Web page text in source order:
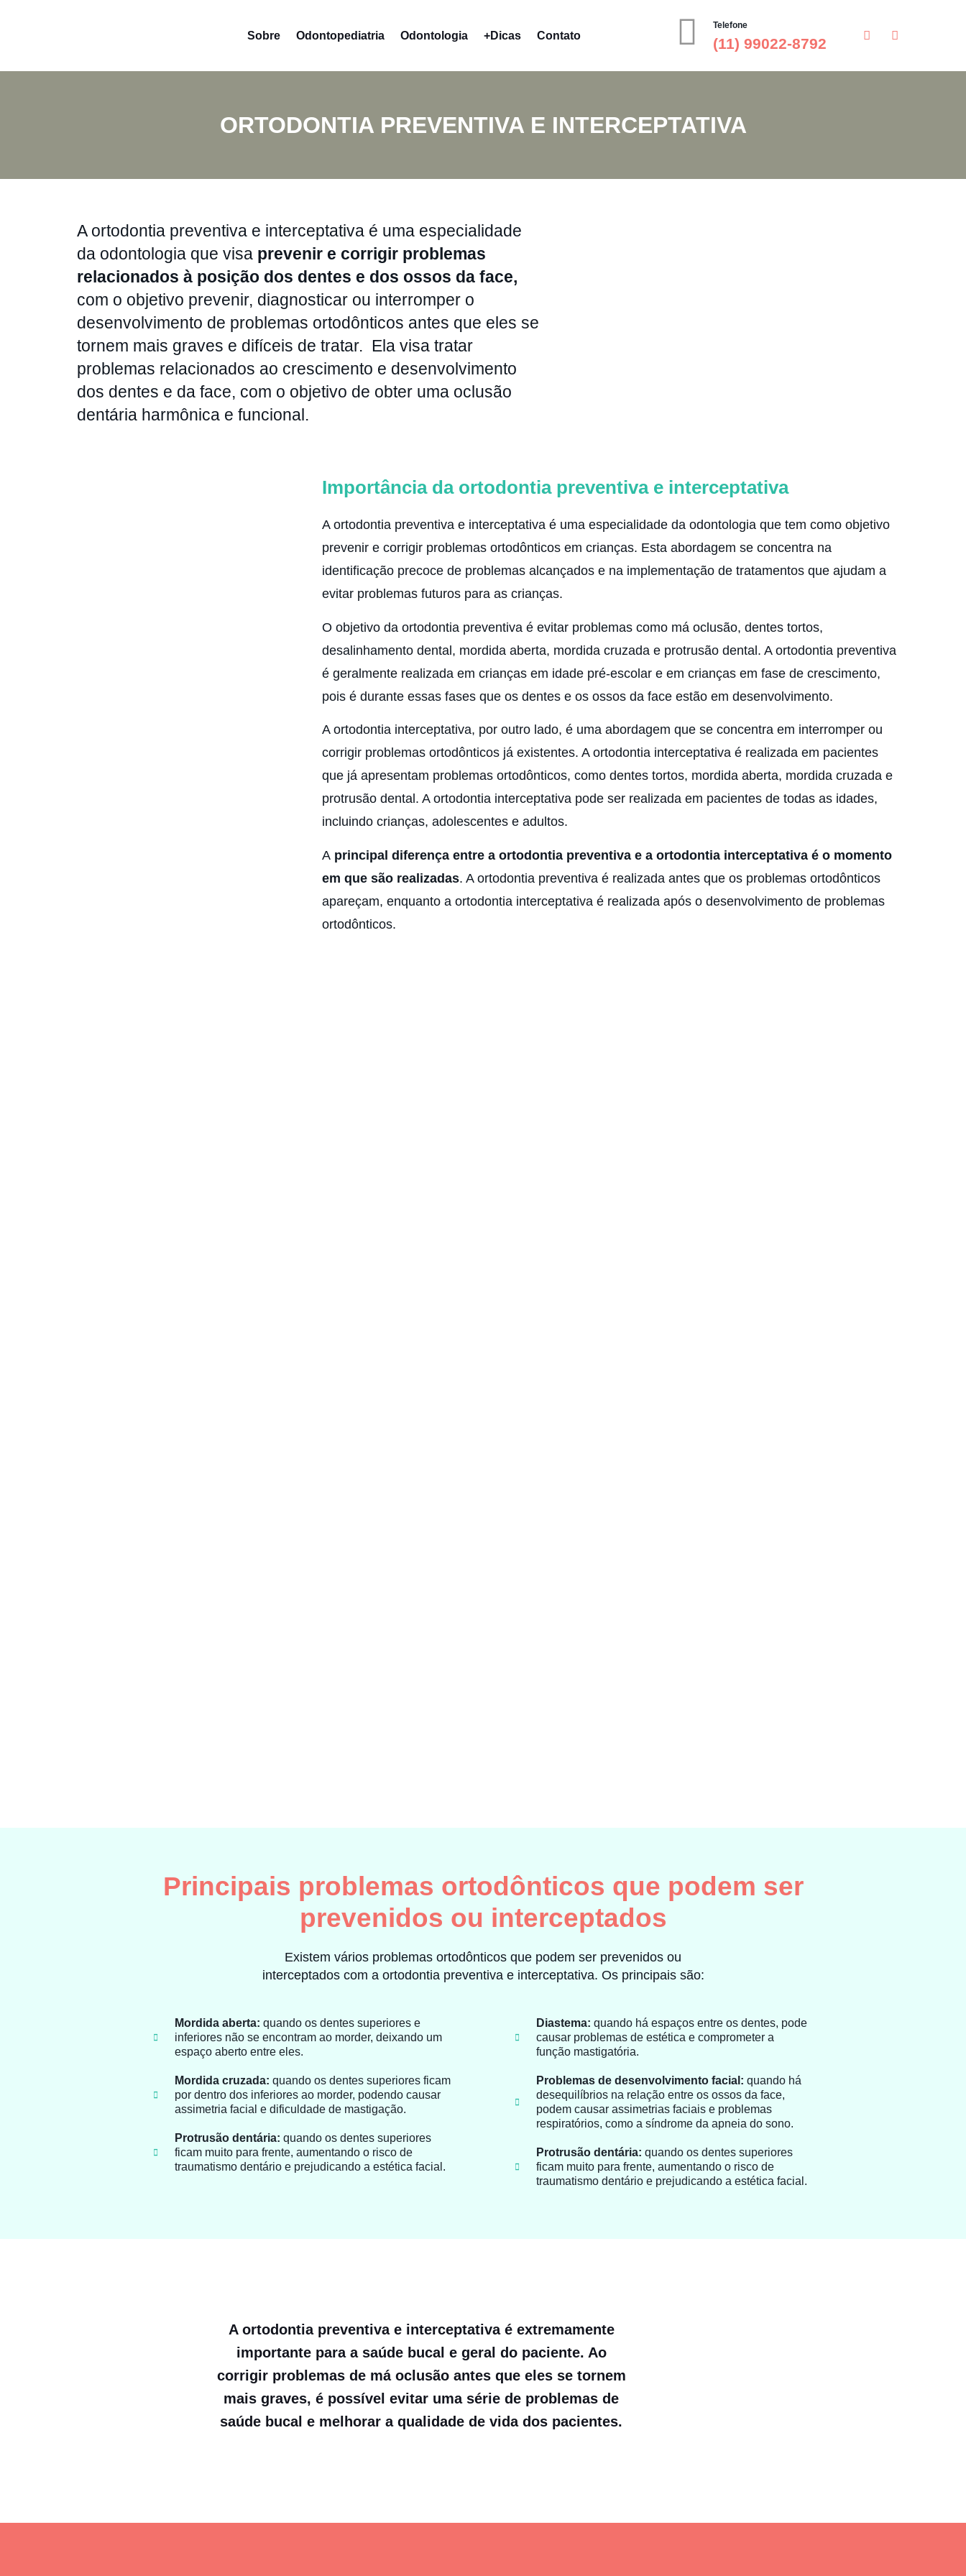
Sobre Odontopediatria Odontologia +Dicas Contato
Telefone
(11) 99022-8792
ORTODONTIA PREVENTIVA E INTERCEPTATIVA
A ortodontia preventiva e interceptativa é uma especialidade
da odontologia que visa prevenir e corrigir problemas
relacionados à posição dos dentes e dos ossos da face,
com o objetivo prevenir, diagnosticar ou interromper o
desenvolvimento de problemas ortodônticos antes que eles se
tornem mais graves e difíceis de tratar. Ela visa tratar
problemas relacionados ao crescimento e desenvolvimento
dos dentes e da face, com o objetivo de obter uma oclusão
dentária harmônica e funcional.
Importância da ortodontia preventiva e interceptativa
A ortodontia preventiva e interceptativa é uma especialidade da odontologia que tem como objetivo
prevenir e corrigir problemas ortodônticos em crianças. Esta abordagem se concentra na
identificação precoce de problemas alcançados e na implementação de tratamentos que ajudam a
evitar problemas futuros para as crianças.
O objetivo da ortodontia preventiva é evitar problemas como má oclusão, dentes tortos,
desalinhamento dental, mordida aberta, mordida cruzada e protrusão dental. A ortodontia preventiva
é geralmente realizada em crianças em idade pré-escolar e em crianças em fase de crescimento,
pois é durante essas fases que os dentes e os ossos da face estão em desenvolvimento.
A ortodontia interceptativa, por outro lado, é uma abordagem que se concentra em interromper ou
corrigir problemas ortodônticos já existentes. A ortodontia interceptativa é realizada em pacientes
que já apresentam problemas ortodônticos, como dentes tortos, mordida aberta, mordida cruzada e
protrusão dental. A ortodontia interceptativa pode ser realizada em pacientes de todas as idades,
incluindo crianças, adolescentes e adultos.
Aprincipal diferença entre a ortodontia preventiva e a ortodontia interceptativa é o momento
em que são realizadas. A ortodontia preventiva é realizada antes que os problemas ortodônticos
apareçam, enquanto a ortodontia interceptativa é realizada após o desenvolvimento de problemas
ortodônticos.
Principais problemas ortodônticos que podem ser
prevenidos ou interceptados
Existem vários problemas ortodônticos que podem ser prevenidos ou
interceptados com a ortodontia preventiva e interceptativa. Os principais são:
Mordida aberta: quando os dentes superiores e
inferiores não se encontram ao morder, deixando um
espaço aberto entre eles.
Mordida cruzada: quando os dentes superiores ficam
por dentro dos inferiores ao morder, podendo causar
assimetria facial e dificuldade de mastigação.
Protrusão dentária: quando os dentes superiores
ficam muito para frente, aumentando o risco de
traumatismo dentário e prejudicando a estética facial.
Diastema: quando há espaços entre os dentes, pode
causar problemas de estética e comprometer a
função mastigatória.
Problemas de desenvolvimento facial: quando há
desequilíbrios na relação entre os ossos da face,
podem causar assimetrias faciais e problemas
respiratórios, como a síndrome da apneia do sono.
Protrusão dentária: quando os dentes superiores
ficam muito para frente, aumentando o risco de
traumatismo dentário e prejudicando a estética facial.
A ortodontia preventiva e interceptativa é extremamente
importante para a saúde bucal e geral do paciente. Ao
corrigir problemas de má oclusão antes que eles se tornem
mais graves, é possível evitar uma série de problemas de
saúde bucal e melhorar a qualidade de vida dos pacientes.